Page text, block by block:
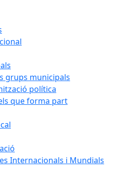
grups municipals
política
que forma part
Internacionals i Mundials